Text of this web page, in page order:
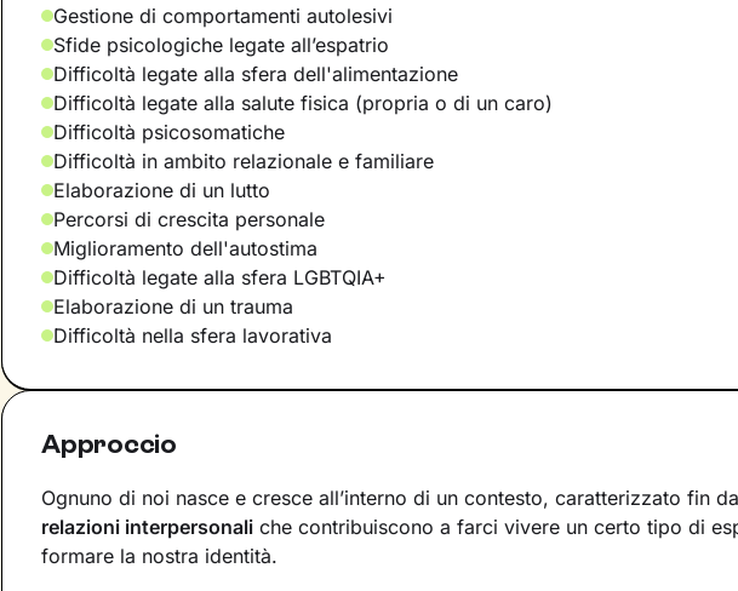
Gestione di comportamenti autolesivi
Sfide psicologiche legate all’espatrio
Difficoltà legate alla sfera dell'alimentazione
Difficoltà legate alla salute fisica (propria o di un caro)
Difficoltà psicosomatiche
Difficoltà in ambito relazionale e familiare
Elaborazione di un lutto
Percorsi di crescita personale
Miglioramento dell'autostima
Difficoltà legate alla sfera LGBTQIA+
Elaborazione di un trauma
Difficoltà nella sfera lavorativa
Approccio
Ognuno di noi nasce e cresce all’interno di un contesto, caratterizzato fin
relazioni interpersonali che contribuiscono a farci vivere un certo tipo di
formare la nostra identità.